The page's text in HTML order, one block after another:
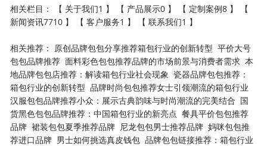
相关栏目： 【 关于我们1 】 【 产品展示0 】 【 定制案例8 】 【
新闻资讯7710 】 【 客户服务1 】 【 联系我们1 】
相关推荐： 原创品牌包包分享推荐箱包行业的创新转型 平价大号
包包品牌推荐 面料彩色包包推荐品牌的市场前景与消费者需求 本
地品牌包包店推荐：解读箱包行业社会现象 瓷器品牌包包推荐：
箱包行业的创新转型 品牌时尚包包推荐女士引领潮流的箱包行业
汉服包包品牌推荐小众：展示古典韵味与时尚潮流的完美结合 国
货黑色包包品牌推荐：中国箱包行业的新亮点 餐具平价包包推荐
品牌 裙装包包夏季推荐品牌 尼龙包包男士推荐品牌 妈咪包包推
荐进口品牌 男士如何挑选真皮钱包 品牌包包链接推荐：箱包行业